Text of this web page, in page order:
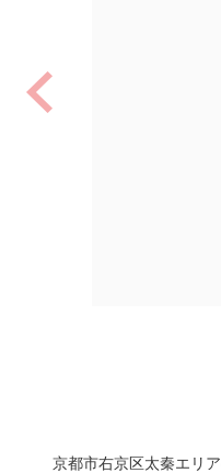
京都市右京区太秦エリ